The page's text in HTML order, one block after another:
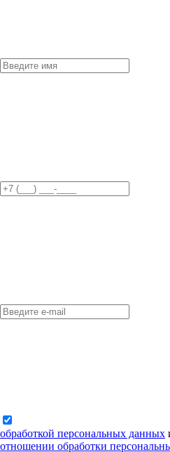
обработкой персональных данных
отношении обработки